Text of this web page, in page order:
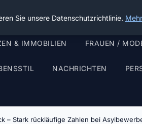
& IMMOBILIEN FRAUEN /
NACHRICHTEN
– Stark rückläufige Zahlen bei
Sie unsere Datenschutzrichtlinie.